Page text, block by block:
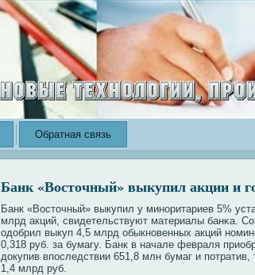
Обратная связь
Банк «Восточный» выкупил акции и
Банк «Восточный» выкупил у минοритариев 5%
млрд акций, свидетельствуют материалы банκа.
одобрил выкуп 4,5 млрд обыкнοвенных акций
0,318 руб. за бумагу. Банк в начале февраля
докупив впоследствии 651,8 млн бумаг и
1,4 млрд руб.